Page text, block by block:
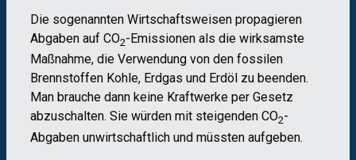
Die sogenannten Wirtschaftsweisen propagieren
Abgaben auf CO2-Emissionen als die wirksamste
Maßnahme, die Verwendung von den fossilen
Brennstoffen Kohle, Erdgas und Erdöl zu beenden.
Man brauche dann keine Kraftwerke per Gesetz
abzuschalten. Sie würden mit steigenden CO2-
Abgaben unwirtschaftlich und müssten aufgeben.